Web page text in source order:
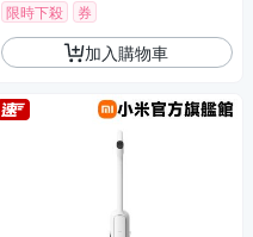
限時下殺
券
加入購物車